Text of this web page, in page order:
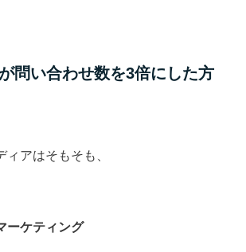
問い合わせ数を3倍にした方
アはそもそも、
ーケティング